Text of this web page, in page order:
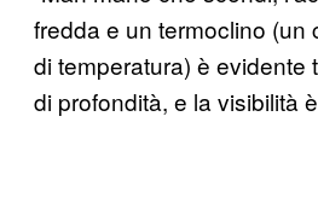
fredda e un termoclino (un
di temperatura) è evidente
di profondità, e la visibilità